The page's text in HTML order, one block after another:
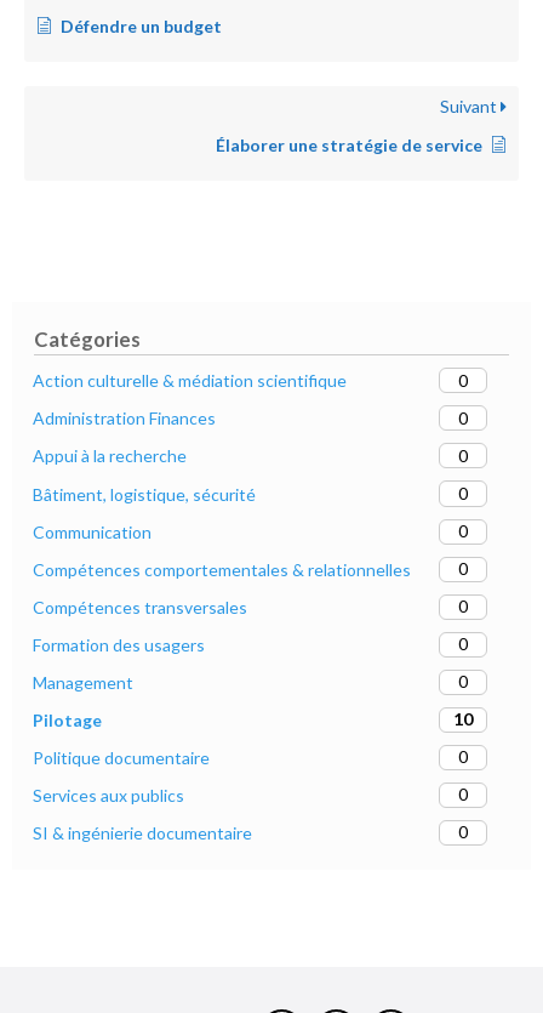
Catégories
Action culturelle & médiation scientifique
0
Administration Finances
0
Appui à la recherche
0
Bâtiment, logistique, sécurité
0
Communication
0
Compétences comportementales & relationnelles
0
Compétences transversales
0
Formation des usagers
0
Management
0
Pilotage
10
Politique documentaire
0
Services aux publics
0
SI & ingénierie documentaire
0
Défendre un budget
Suivant
Élaborer une stratégie de service